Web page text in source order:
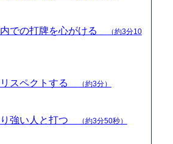
内での打牌を心がける
（約3分10
リスペクトする （約3分）
り強い人と打つ （約3分50秒）